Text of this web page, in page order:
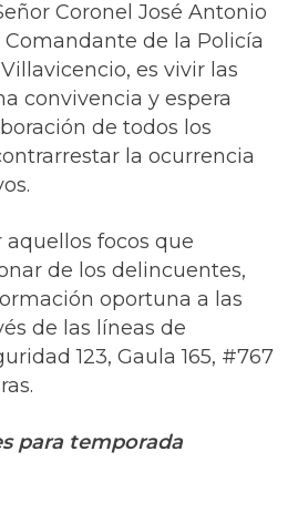
Coronel José Antonio
Comandante de la Policía
es vivir las
convivencia y espera
de todos los
la ocurrencia
focos que
de los delincuentes,
oportuna a las
de las líneas de
123, Gaula 165, #767
para temporada